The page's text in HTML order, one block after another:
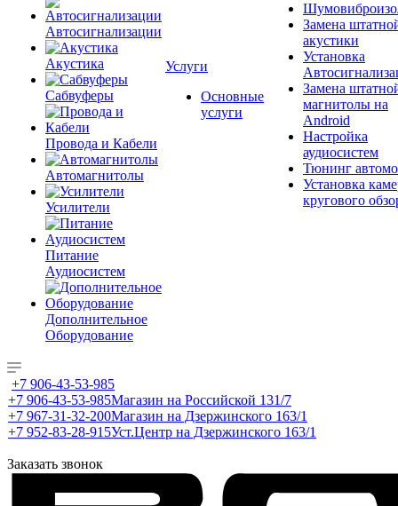
Автосигнализации
Акустика
Сабвуферы
Провода и Кабели
Автомагнитолы
Усилители
Питание
Аудиосистем
Дополнительное
Оборудование
Услуги
Основные
услуги
Замена
акустики
Установка
Замена
магнитолы на
Android
Настройка
аудиосистем
Тюнинг
Установка
кругового
+7 906-43-53-985
+7 906-43-53-985Магазин на Российской 131/7
+7 967-31-32-200Магазин на Дзержинского 163/1
+7 952-83-28-915Уст.Центр на Дзержинского 163/1
Заказать звонок